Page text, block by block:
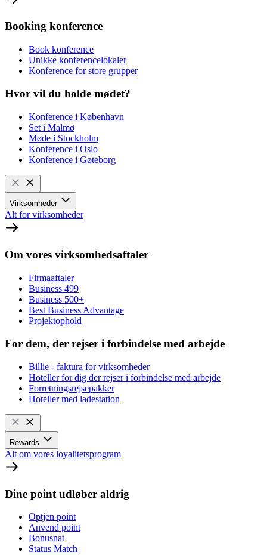
Booking konference
Book konference
Unikke konferencelokaler
Konference for store grupper
Hvor vil du holde mødet?
Konference i København
Set i Malmø
Møde i Stockholm
Konference i Oslo
Konference i Gøteborg
Virksomheder
Alt for virksomheder
Om vores virksomhedsaftaler
Firmaaftaler
Business 499
Business 500+
Best Business Advantage
Projektophold
For dem, der rejser i forbindelse med arbejde
Billie - faktura for virksomheder
Hoteller for dig der rejser i forbindelse med arbejde
Forretningsrejsepakker
Hoteller med ladestation
Rewards
Alt om vores loyalitetsprogram
Dine point udløber aldrig
Optjen point
Anvend point
Bonusnat
Status Match